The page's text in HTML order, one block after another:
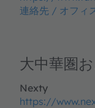
連絡先 / オフィ
大中華圏
Nexty
https://